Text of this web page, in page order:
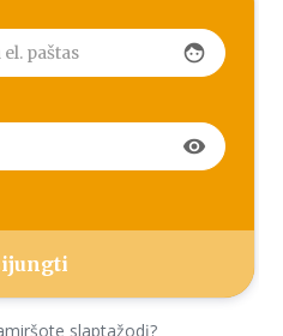
face
visibility
slaptažodį?